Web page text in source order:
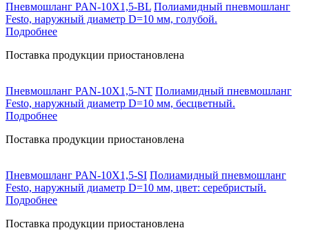
Пневмошланг PAN-10X1,5-BL Полиамидный пневмошланг
Festo, наружный диаметр D=10 мм, голубой.
Подробнее
Поставка продукции приостановлена
Пневмошланг PAN-10X1,5-NT Полиамидный пневмошланг
Festo, наружный диаметр D=10 мм, бесцветный.
Подробнее
Поставка продукции приостановлена
Пневмошланг PAN-10X1,5-SI Полиамидный пневмошланг
Festo, наружный диаметр D=10 мм, цвет: серебристый.
Подробнее
Поставка продукции приостановлена